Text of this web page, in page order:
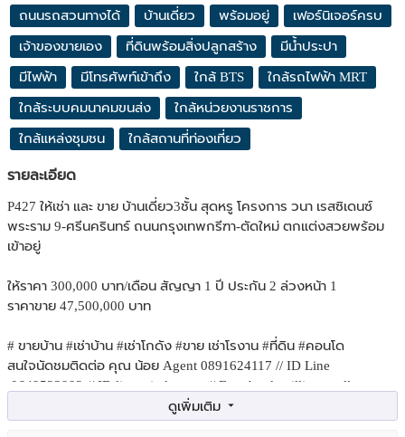
ถนนรถสวนทางได้ บ้านเดี่ยว พร้อมอยู่ เฟอร์นิเจอร์ครบ
เจ้าของขายเอง ที่ดินพร้อมสิ่งปลูกสร้าง มีน้ำประปา
มีไฟฟ้า มีโทรศัพท์เข้าถึง ใกล้ BTS ใกล้รถไฟฟ้า MRT
ใกล้ระบบคมนาคมขนส่ง ใกล้หน่วยงานราชการ
ใกล้แหล่งชุมชน ใกล้สถานที่ท่องเที่ยว
รายละเอียด
P427 ให้เช่า และ ขาย บ้านเดี่ยว3ชั้น สุดหรู โครงการ วนา เรสซิเดนซ์
พระราม 9-ศรีนครินทร์ ถนนกรุงเทพกรีฑา-ตัดใหม่ ตกแต่งสวยพร้อม
เข้าอยู่
ให้ราคา 300,000 บาท/เดือน สัญญา 1 ปี ประกัน 2 ล่วงหน้า 1
ราคาขาย 47,500,000 บาท
# ขายบ้าน #เช่าบ้าน #เช่าโกดัง #ขาย เช่าโรงาน #ที่ดิน #คอนโด
สนใจนัดชมติดต่อ คุณ น้อย Agent 0891624117 // ID Line
:0649523992 // ID line:wirakornpe // Face book willium wallest
ลบกวนแอดไลน์ และ ส่งลิงค์ ส่งรูปและข้อมูลไว้ ด้วยนะครับ จะตอบ
กลับโดยเร็วครับ รหัส # P427